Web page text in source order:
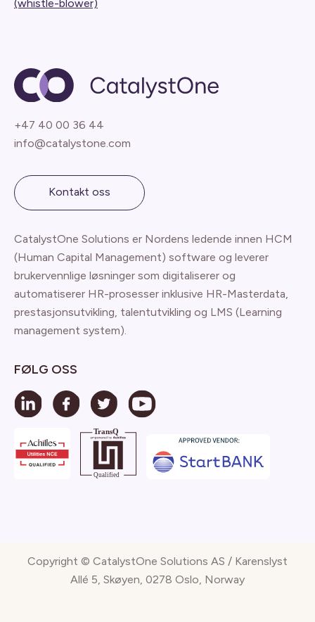
(whistle-blower)
+47 40 00 36 44
info@catalystone.com
Kontakt oss
CatalystOne Solutions er Nordens ledende innen HCM
(Human Capital Management) software og leverer
brukervennlige løsninger som digitaliserer og
automatiserer HR-prosesser inklusive HR-Masterdata,
prestasjonsutvikling, talentutvikling og LMS (Learning
management system).
FØLG OSS
Copyright © CatalystOne Solutions AS / Karenslyst
Allé 5, Skøyen, 0278 Oslo, Norway